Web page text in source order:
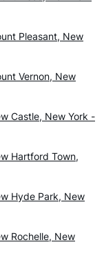
Pleasant, New
Vernon, New
Castle, New York -
Hartford Town,
Hyde Park, New
Rochelle, New